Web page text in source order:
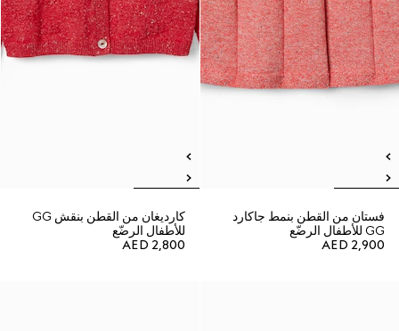
فستان من القطن بنمط جاكارد
GG للأطفال الرضّع
AED 2,900
كارديغان من القطن بنقش GG
للأطفال الرضّع
AED 2,800